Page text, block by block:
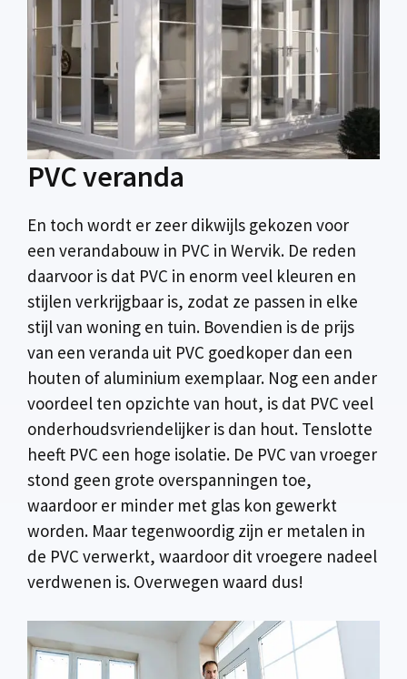
PVC veranda
En toch wordt er zeer dikwijls gekozen voor
een verandabouw in PVC in Wervik. De reden
daarvoor is dat PVC in enorm veel kleuren en
stijlen verkrijgbaar is, zodat ze passen in elke
stijl van woning en tuin. Bovendien is de prijs
van een veranda uit PVC goedkoper dan een
houten of aluminium exemplaar. Nog een ander
voordeel ten opzichte van hout, is dat PVC veel
onderhoudsvriendelijker is dan hout. Tenslotte
heeft PVC een hoge isolatie. De PVC van vroeger
stond geen grote overspanningen toe,
waardoor er minder met glas kon gewerkt
worden. Maar tegenwoordig zijn er metalen in
de PVC verwerkt, waardoor dit vroegere nadeel
verdwenen is. Overwegen waard dus!